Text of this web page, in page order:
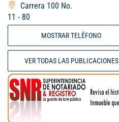
Carrera 100 No.
11 - 80
MOSTRAR TELÉFONO
VER TODAS LAS PUBLICACIONES